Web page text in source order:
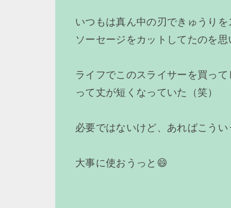
いつもは真ん中の刃できゅうり
ソーセージをカットしてたのを
ライフでこのスライサーを買っ
って丈が短くなっていた（笑）
必要ではないけど、あればこう
大事に使おうっと😄